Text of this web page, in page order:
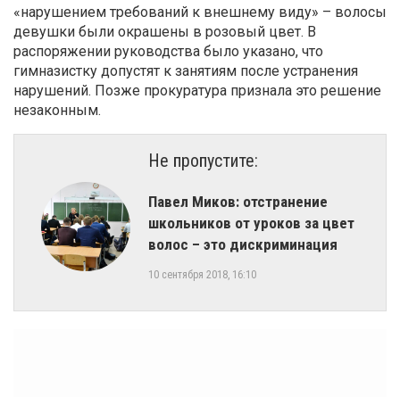
«нарушением требований к внешнему виду» – волосы
девушки были окрашены в розовый цвет. В
распоряжении руководства было указано, что
гимназистку допустят к занятиям после устранения
нарушений. Позже прокуратура признала это решение
незаконным.
Не пропустите:
Павел Миков: отстранение
школьников от уроков за цвет
волос – это дискриминация
10 сентября 2018, 16:10